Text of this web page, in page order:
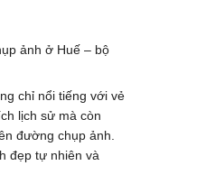
Nẵng
Khung
Cảnh
Tuyệt
Đẹp
ảnh ở Huế – bộ
chỉ nổi tiếng với vẻ
lịch sử mà còn
đường chụp ảnh.
đẹp tự nhiên và